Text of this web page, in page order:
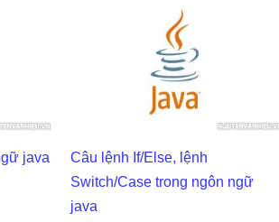
java
Câu lệnh If/Else, lệnh
Switch/Case trong ngôn ngữ
java